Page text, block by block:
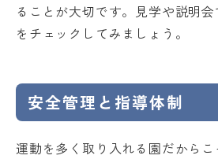
ることが大切です。見学や説明
をチェックしてみましょう。
安全管理と指導体制
運動を多く取り入れる園だから